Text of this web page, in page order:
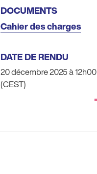
DOCUMENTS
Cahier des charges
DATE DE RENDU
20 décembre 2025 à 12h00
(CEST)